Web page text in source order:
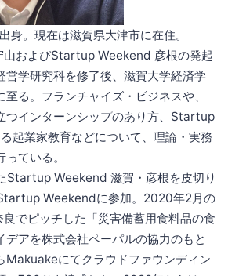
身。現在は滋賀県大津市に在住。
およびStartup Weekend 彦根の発起
営学研究科を修了後、滋賀大学経済学
る。フランチャイズ・ビジネスや、
つインターンシップのあり方、Startup
起業家教育などについて、理論・実務
ている。
Startup Weekend 滋賀・彦根を皮切り
Weekendに参加。2020年2月の
でピッチした「災害備蓄用食料品の食
デアを株式会社ペーパルの協力のもと
Makuakeにてクラウドファウンディン